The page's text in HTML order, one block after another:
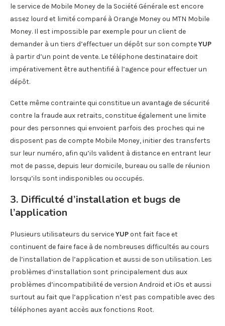
le service de Mobile Money de la Société Générale est encore
assez lourd et limité comparé à Orange Money ou MTN Mobile
Money. Il est impossible par exemple pour un client de
demander à un tiers d’effectuer un dépôt sur son compteYUP
à partir d’un point de vente. Le téléphone destinataire doit
impérativement être authentifié à l’agence pour effectuer un
dépôt.
Cette même contrainte qui constitue un avantage de sécurité
contre la fraude aux retraits, constitue également une limite
pour des personnes qui envoient parfois des proches qui ne
disposent pas de compte Mobile Money, initier des transferts
sur leur numéro, afin qu’ils valident à distance en entrant leur
mot de passe, depuis leur domicile, bureau ou salle de réunion
lorsqu’ils sont indisponibles ou occupés.
3. Difficulté d’installation et bugs de
l’application
Plusieurs utilisateurs du serviceYUPont fait face et
continuent de faire face à de nombreuses difficultés au cours
de l’installation de l’application et aussi de son utilisation. Les
problèmes d’installation sont principalement dus aux
problèmes d’incompatibilité de version Android et iOs et aussi
surtout au fait que l’application n’est pas compatible avec des
téléphones ayant accès aux fonctions Root.